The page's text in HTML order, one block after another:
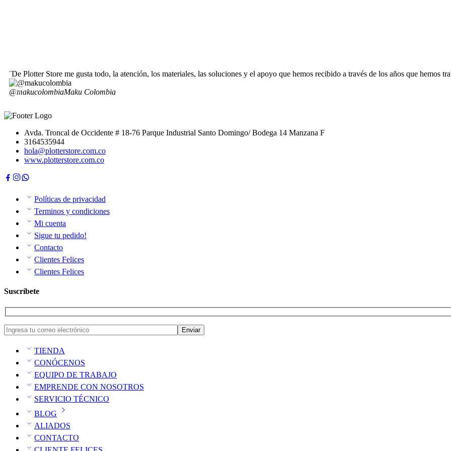
¨De Plotter Store me gusta todo, la atención, los materiales, las soluciones y el apoyo que hemos recibido a través de los años que hemos
@makucolombiaMaku Colombia
Avda. Troncal de Occidente # 18-76 Parque Industrial Santo Domingo/ Bodega 14 Manzana F
3164535944
hola@plotterstore.com.co
www.plotterstore.com.co
Políticas de privacidad
Terminos y condiciones
Mi cuenta
Sigue tu pedido!
Contacto
Clientes Felices
Clientes Felices
Suscríbete
TIENDA
CONÓCENOS
EQUIPO DE TRABAJO
EMPRENDE CON NOSOTROS
SERVICIO TÉCNICO
BLOG
ALIADOS
CONTACTO